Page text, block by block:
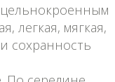
цельнокроенным
легкая, мягкая,
сохранность